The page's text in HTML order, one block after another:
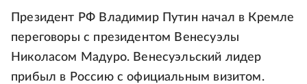
Президент РФ Владимир Путин начал в Кремле
переговоры с президентом Венесуэлы
Николасом Мадуро. Венесуэльский лидер
прибыл в Россию с официальным визитом.